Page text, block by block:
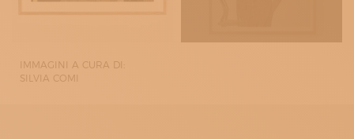
IMMAGINI A CURA DI:
SILVIA COMI